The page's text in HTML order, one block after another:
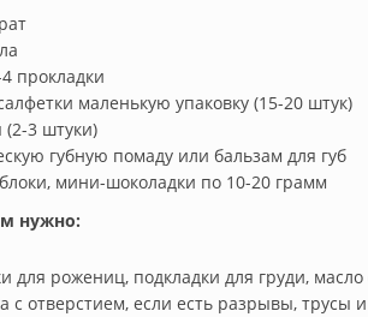
прокладки
маленькую упаковку (15-20 штук)
3 штуки)
губную помаду или бальзам для губ
мини-шоколадки по 10-20 грамм
нужно:
для рожениц, подкладки для груди,
с отверстием, если есть разрывы, трусы